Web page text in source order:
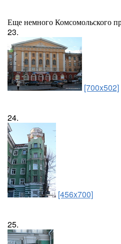
Еще немного Комсомольского
23.
[700x502]
24.
[456x700]
25.